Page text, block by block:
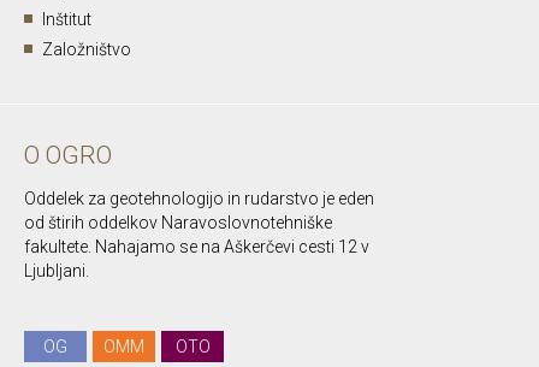
Inštitut
Založništvo
O OGRO
Oddelek za geotehnologijo in rudarstvo je eden
od štirih oddelkov Naravoslovnotehniške
fakultete. Nahajamo se na Aškerčevi cesti 12 v
Ljubljani.
OG OMM
OTO